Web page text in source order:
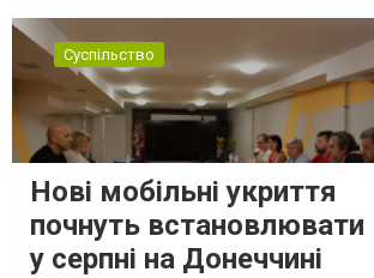
Суспільство
Нові мобільні укриття
почнуть встановлювати
у серпні на Донеччині